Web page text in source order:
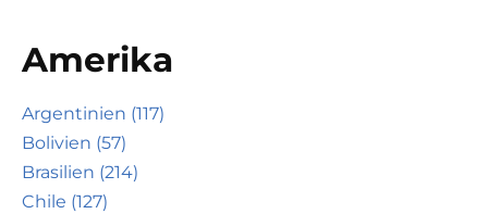
Amerika
Argentinien (117)
Bolivien (57)
Brasilien (214)
Chile (127)